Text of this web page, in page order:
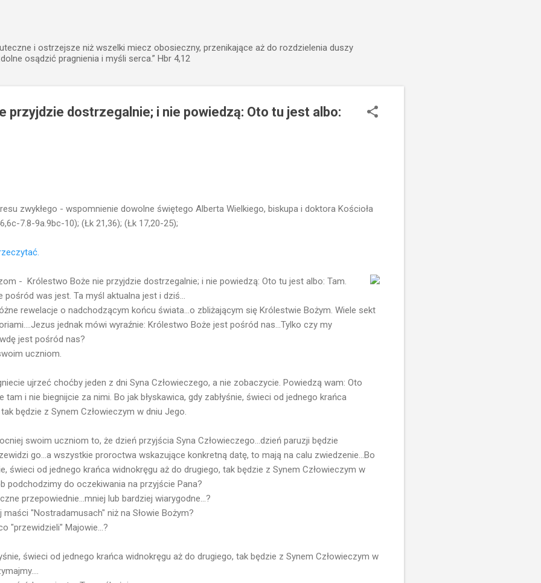
i ostrzejsze niż wszelki miecz obosieczny, przenikające aż do rozdzielenia duszy
osądzić pragnienia i myśli serca.” Hbr 4,12
przyjdzie dostrzegalnie; i nie powiedzą: Oto tu jest albo:
zwykłego - wspomnienie dowolne świętego Alberta Wielkiego, biskupa i doktora Kościoła
7.8-9a.9bc-10); (Łk 21,36); (Łk 17,20-25);
- Królestwo Boże nie przyjdzie dostrzegalnie; i nie powiedzą: Oto tu jest albo: Tam.
was jest. Ta myśl aktualna jest i dziś...
rewelacje o nadchodzącym końcu świata...o zbliżającym się Królestwie Bożym. Wiele sekt
jednak mówi wyraźnie: Królestwo Boże jest pośród nas...Tylko czy my
jest pośród nas?
uczniom.
ujrzeć choćby jeden z dni Syna Człowieczego, a nie zobaczycie. Powiedzą wam: Oto
tam i nie biegnijcie za nimi. Bo jak błyskawica, gdy zabłyśnie, świeci od jednego krańca
będzie z Synem Człowieczym w dniu Jego.
swoim uczniom to, że dzień przyjścia Syna Człowieczego...dzień paruzji będzie
go...a wszystkie proroctwa wskazujące konkretną datę, to mają na calu zwiedzenie...Bo
świeci od jednego krańca widnokręgu aż do drugiego, tak będzie z Synem Człowieczym w
podchodzimy do oczekiwania na przyjście Pana?
przepowiednie...mniej lub bardziej wiarygodne...?
"Nostradamusach" niż na Słowie Bożym?
"przewidzieli" Majowie...?
świeci od jednego krańca widnokręgu aż do drugiego, tak będzie z Synem Człowieczym w